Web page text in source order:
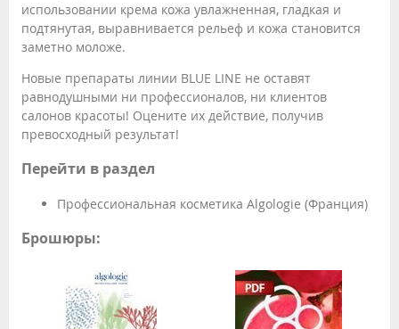
использовании крема кожа увлажненная, гладкая и
подтянутая, выравнивается рельеф и кожа становится
заметно моложе.
Новые препараты линии BLUE LINE не оставят
равнодушными ни профессионалов, ни клиентов
салонов красоты! Оцените их действие, получив
превосходный результат!
Перейти в раздел
Профессиональная косметика Algologie (Франция)
Брошюры: